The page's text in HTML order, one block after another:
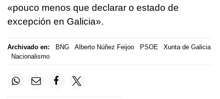
«pouco menos que declarar o estado de
excepción en Galicia».
Archivado en: BNG Alberto Núñez Feijoo PSOE
Xunta de Galicia
Nacionalismo